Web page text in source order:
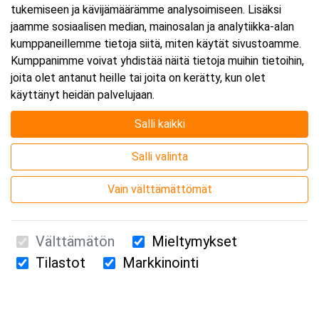
Suomen Ensiapukoulutus Oy / Valimotie 21 / 00380 Helsinki
tukemiseen ja kävijämäärämme analysoimiseen. Lisäksi
jaamme sosiaalisen median, mainosalan ja analytiikka-alan
kumppaneillemme tietoja siitä, miten käytät sivustoamme.
Kumppanimme voivat yhdistää näitä tietoja muihin tietoihin,
joita olet antanut heille tai joita on kerätty, kun olet
käyttänyt heidän palvelujaan.
Salli kaikki
Salli valinta
Vain välttämättömät
Välttämätön
Mieltymykset
Tilastot
Markkinointi